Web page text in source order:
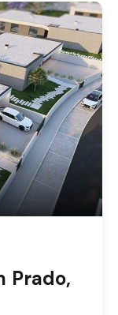
Prado,